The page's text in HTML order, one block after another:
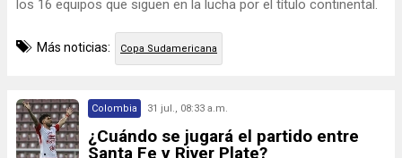
los 16 equipos que siguen en la lucha por el título continental.
Más noticias: Copa Sudamericana
Colombia 31 jul., 08:33 a.m.
¿Cuándo se jugará el partido entre
Santa Fe y River Plate?